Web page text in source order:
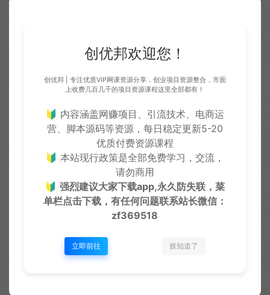
2023年11月27日 21:50
创优邦推客制度：
团队佣金高达
，更多的利润让利推广
创优邦欢迎您！
创优邦 | 专注优质VIP网课资源分享，创业项目资源整合，市面
上收费几百几千的项目资源课程这里全部都有！
🔰 内容涵盖网赚项目、引流技术、电商运
营、脚本源码等资源，每日稳定更新5-20
优质付费资源课程
🔰 本站现行政策是全部免费学习，交流，
请勿商用
🔰强烈建议大家下载app,永久防失联，菜
单栏点击下载，有任何问题联系站长微信：
zf369518
立即前往 朕知道了